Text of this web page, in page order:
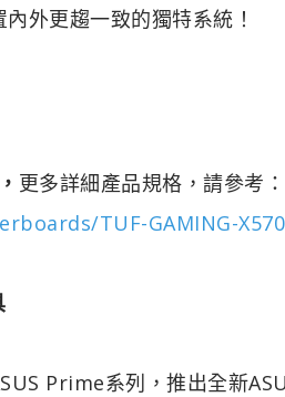
外更趨一致的獨特系統！
更多詳細產品規格，請參考：
TUF-GAMING-
Prime系列，推出全新